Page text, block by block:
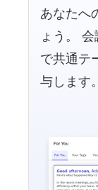
あなたへ
ょう。
で共通テ
与します。